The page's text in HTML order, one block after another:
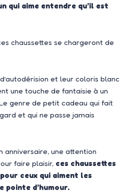
qui aime entendre qu’il est
chaussettes se chargeront de
et leur coloris blanc
une touche de fantaisie à un
genre de petit cadeau qui fait
et qui ne passe jamais
anniversaire, une attention
faire plaisir, ces chaussettes
ceux qui aiment les
pointe d’humour.